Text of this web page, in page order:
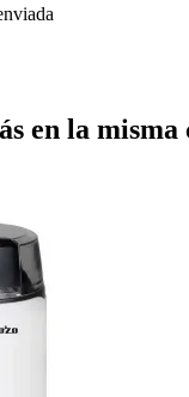
en la misma